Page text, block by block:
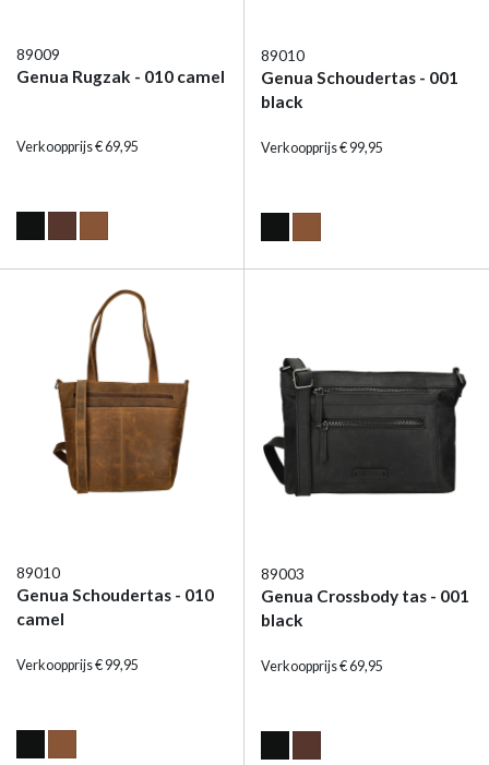
89009
Genua Rugzak - 010 camel
Verkoopprijs € 69,95
89010
Genua Schoudertas - 001
black
Verkoopprijs € 99,95
89010
Genua Schoudertas - 010
camel
Verkoopprijs € 99,95
89003
Genua Crossbody tas - 001
black
Verkoopprijs € 69,95